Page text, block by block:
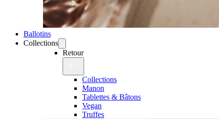
Ballotins
Collections
Retour
Collections
Manon
Tablettes & Bâtons
Vegan
Truffes